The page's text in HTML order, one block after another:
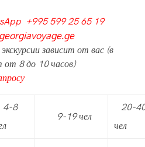
+995 599 25 65 19
зависит от вас (в
от 8 до 10 часов)
4-8
9-19 чел
20-
чел